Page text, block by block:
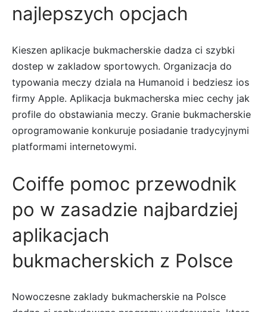
najlepszych opcjach
Kieszen aplikacje bukmacherskie dadza ci szybki
dostep w zakladow sportowych. Organizacja do
typowania meczy dziala na Humanoid i bedziesz ios
firmy Apple. Aplikacja bukmacherska miec cechy jak
profile do obstawiania meczy. Granie bukmacherskie
oprogramowanie konkuruje posiadanie tradycyjnymi
platformami internetowymi.
Coiffe pomoc przewodnik
po w zasadzie najbardziej
aplikacjach
bukmacherskich z Polsce
Nowoczesne zaklady bukmacherskie na Polsce